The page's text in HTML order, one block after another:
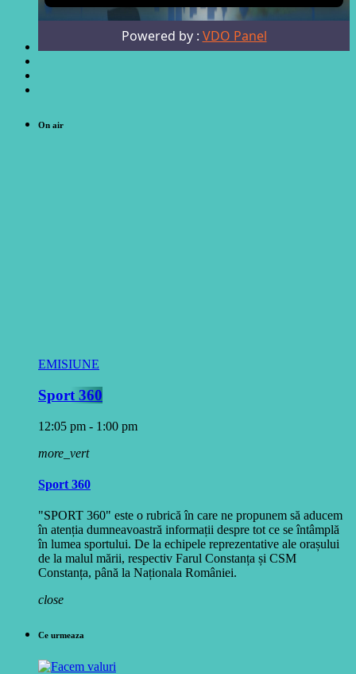
On air
EMISIUNE
Sport 360
12:05 pm - 1:00 pm
more_vert
Sport 360
"SPORT 360" este o rubrică în care ne propunem să aducem
în atenția dumneavoastră informații despre tot ce se întâmplă
în lumea sportului. De la echipele reprezentative ale orașului
de la malul mării, respectiv Farul Constanța și CSM
Constanța, până la Naționala României.
close
Ce urmeaza